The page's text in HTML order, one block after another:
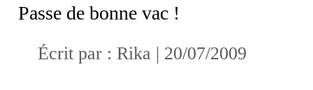
Passe de bonne vac !
Écrit par : Rika | 20/07/2009